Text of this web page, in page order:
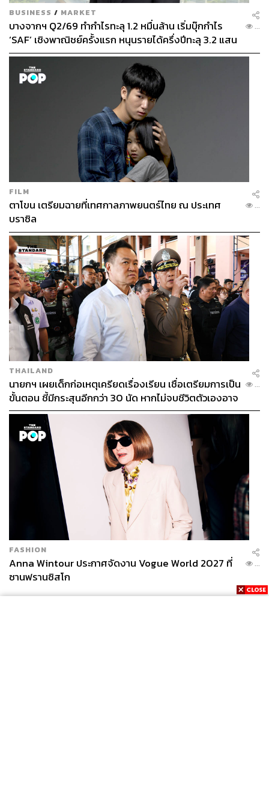
อ้าว เมื่อเป็นระบบแพ้คัดออกแบบนี้ สุดท้ายเราจะได้หัวกะทิ
ขึ้นมาก้อนหนึ่ง แค่นี้พอที่จะพัฒนาประเทศหรือ ในขณะที่อีก
กลุ่มหนึ่งถูกทอดทิ้ง ต้องอยู่ภายใต้ระบบจ่ายเงิน ครบก็จบแน่
เอาก้นมานั่งแช่แล้วได้ใบ
โดยที่จริงๆ แล้วเขาต้องได้รับการเติมเต็มศักยภาพของเขา
ให้เขาวิ่งตามความฝันของแต่ละคนได้
ในยุคผมผมยอมรับว่าใครที่ไม่เรียนสายวิทย์คุณได้ถูก
พิพากษาไปแล้วว่าเรียนไม่เก่ง ซึ่งผิดชัดเจนเลย ยุคผมบอกคิด
อะไรไม่ออกเรียนสายวิทย์ไว้ก่อน คือแปลกมากเลย แล้วยิ่งมี
การพูดต่อๆ กันมา ซึ่งมันผิด ถ้าชอบเลขต้องทิ้งอังกฤษ ถ้า
ชอบภาษาก็ต้องโง่คำนวณ แล้วเราจะผลิตคนที่มีความสมดุล
ทางด้านตรรกะการสื่อสารได้อย่างไร
ผมรู้สึกปรัชญาการศึกษาของเรามันผิด แล้วก็เริ่มสงสัย ลอง
หาแนวทางที่ถูกต้องมาเรื่อยๆ
เริ่มจากเรียนวิศวะ มาเรื่องหนังสือการศึกษา แล้วไป
ร่วมกับพรรคอนาคตใหม่ ลงสนามเป็นนักการเมือง ส.ส.
บัญชีรายชื่อ ลำดับ 33 เป็นมาอย่างไร
แต่เดิมตอนก่อร่างสร้างอนาคตใหม่ก็มีการชักชวนกันสำหรับ
คนที่อยากจะเห็นการเปลี่ยนแปลง ผมก็เป็นคนหนึ่งที่อยาก
เห็นการเปลี่ยนแปลงของการศึกษา อยากเห็นการ
เปลี่ยนแปลงของเมืองเมืองนี้ ก็ไปร่วมสมัครเป็นสมาชิกรุ่นก่อ
ตั้งของพรรคอนาคตใหม่
มีคนมาชวนหรือไปเอง
มีพรรคพวกชวน เขาถามว่าสนใจไหม เราบอกได้เลย ยินดี
เพราะผมต้องการเห็นการเปลี่ยนแปลง
ตอนนั้นไม่กลัวว่าจะกระทบงานที่ทำ?
ตอนนั้นผมลาออกแล้ว ผมก็ตั้งใจว่าจะมาพักสักหน่อย เรา
ทำงานมาทั้งหมด 16 ปี ก็คิดว่าจะมาตั้งหลักแล้วบุกเบิกทำ
อะไรของเราเองสักหน่อยดีกว่า
แต่คราวนี้พอเพื่อนชวนปุ๊บ เราก็เอาเลย ช่วงนั้น Gap Year
จากการทำงาน เรามาช่วยพรรคอนาคตใหม่ดีกว่า
BUSINESS / MARKET
บางจากฯ Q2/69 ทำกำไรทะลุ 1.2 หมื่นล้าน เริ่มบุ๊กกำไร
‘SAF’ เชิงพาณิชย์ครั้งแรก หนุนรายได้ครึ่งปีทะลุ 3.2 แสน
ล้าน
...
FILM
ตาโขน เตรียมฉายที่เทศกาลภาพยนตร์ไทย ณ ประเทศ
บราซิล
...
THAILAND
นายกฯ เผยเด็กก่อเหตุเครียดเรื่องเรียน เชื่อเตรียมการเป็น
ขั้นตอน ชี้มีกระสุนอีกกว่า 30 นัด หากไม่จบชีวิตตัวเองอาจ
สูญเสียเพิ่ม
...
FASHION
Anna Wintour ประกาศจัดงาน Vogue World 2027 ที่
ซานฟรานซิสโก
...